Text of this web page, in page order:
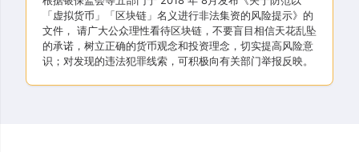
「虚拟货币」「区块链」名义进行非法集资的风险提示》的
文件， 请广大公众理性看待区块链，不要盲目相信天花乱坠
的承诺，树立正确的货币观念和投资理念，切实提高风险意
识；对发现的违法犯罪线索，可积极向有关部门举报反映。